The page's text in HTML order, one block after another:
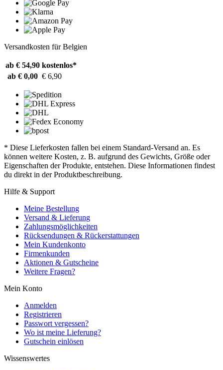
Versandkosten für Belgien
ab € 54,90 kostenlos*
ab € 0,00 € 6,90
* Diese Lieferkosten fallen bei einem Standard-Versand an. Es
können weitere Kosten, z. B. aufgrund des Gewichts, Größe oder
Eigenschaften der Produkte, entstehen. Diese Informationen findest
du direkt in der Produktbeschreibung.
Hilfe & Support
Meine Bestellung
Versand & Lieferung
Zahlungsmöglichkeiten
Rücksendungen & Rückerstattungen
Mein Kundenkonto
Firmenkunden
Aktionen & Gutscheine
Weitere Fragen?
Mein Konto
Anmelden
Registrieren
Passwort vergessen?
Wo ist meine Lieferung?
Gutschein einlösen
Wissenswertes